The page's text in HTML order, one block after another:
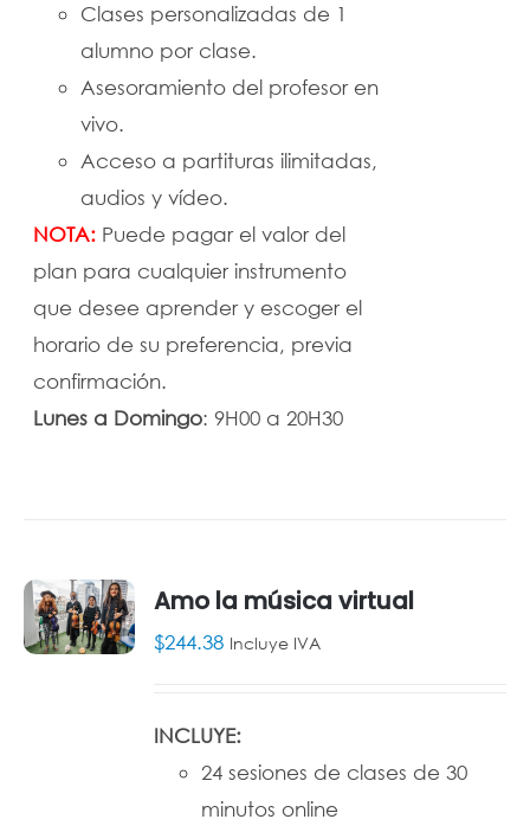
Clases personalizadas de 1
alumno por clase.
Asesoramiento del profesor en
vivo.
Acceso a partituras ilimitadas,
audios y vídeo.
NOTA: Puede pagar el valor del
plan para cualquier instrumento
que desee aprender y escoger el
horario de su preferencia, previa
confirmación.
Lunes a Domingo: 9H00 a 20H30
AÑADIR
Amo la música virtual
$244.38 Incluye IVA
INCLUYE:
24 sesiones de clases de 30
minutos online